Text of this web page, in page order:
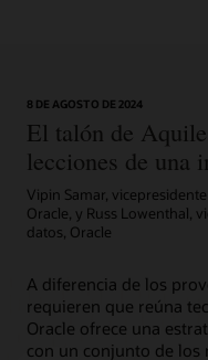
8 DE AGOSTO DE 2024
El talón de
lecciones de una
Vipin Samar,
Oracle, y Russ Lowenthal,
datos, Oracle
A diferencia de los
requieren que reúna
Oracle ofrece una
con un conjunto de los